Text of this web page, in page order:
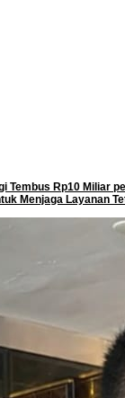
Tembus Rp10 Miliar
Menjaga Layanan